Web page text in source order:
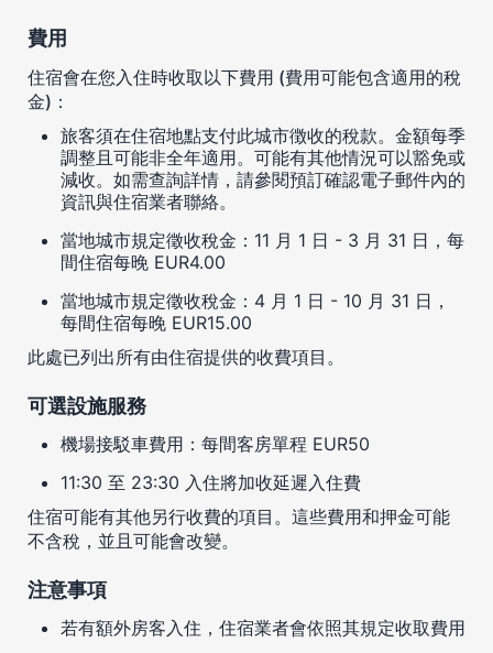
費用
住宿會在您入住時收取以下費用 (費用可能包含適用的稅
金)：
旅客須在住宿地點支付此城市徴收的稅款。金額每季
調整且可能非全年適用。可能有其他情況可以豁免或
減收。如需查詢詳情，請參閱預訂確認電子郵件內的
資訊與住宿業者聯絡。
當地城市規定徵收稅金：11 月 1 日 - 3 月 31 日，每
間住宿每晚 EUR4.00
當地城市規定徵收稅金：4 月 1 日 - 10 月 31 日，
每間住宿每晚 EUR15.00
此處已列出所有由住宿提供的收費項目。
可選設施服務
機場接駁車費用：每間客房單程 EUR50
11:30 至 23:30 入住將加收延遲入住費
住宿可能有其他另行收費的項目。這些費用和押金可能
不含稅，並且可能會改變。
注意事項
若有額外房客入住，住宿業者會依照其規定收取費用